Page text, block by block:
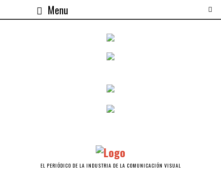
Menu
EL PERIÓDICO DE LA INDUSTRIA DE LA COMUNICACIÓN VISUAL